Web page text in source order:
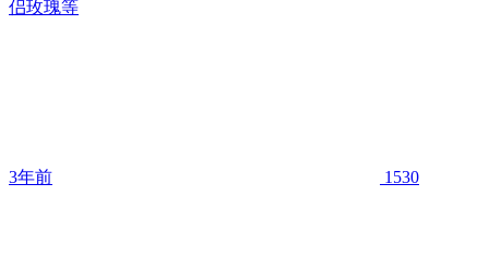
侣玫瑰等
3年前 1530